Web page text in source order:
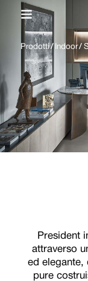
Prodotti/ Indoor/
President
attraverso
ed elegante,
pure